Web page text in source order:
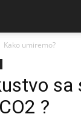
Kako umiremo?
sa
?